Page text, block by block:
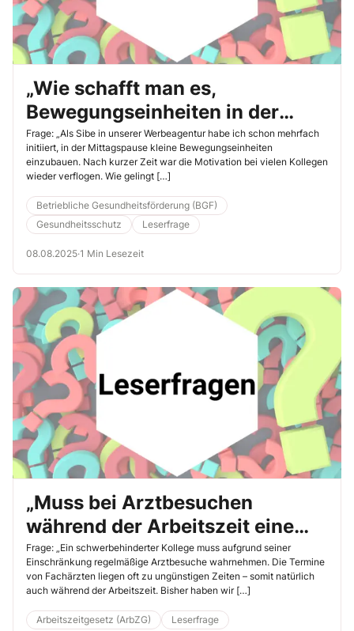
„Wie schafft man es,
Bewegungseinheiten in der
Mittagspause dauerhaft
beizubehalten?“
Frage: „Als Sibe in unserer Werbeagentur habe ich schon mehrfach
initiiert, in der Mittagspause kleine Bewegungseinheiten
einzubauen. Nach kurzer Zeit war die Motivation bei vielen Kollegen
wieder verflogen. Wie gelingt […]
Betriebliche Gesundheitsförderung (BGF)
Gesundheitsschutz
Leserfrage
08.08.2025·1 Min Lesezeit
„Muss bei Arztbesuchen
während der Arbeitszeit eine
lange Fahrzeit angerechnet
werden?“
Frage: „Ein schwerbehinderter Kollege muss aufgrund seiner
Einschränkung regelmäßige Arztbesuche wahrnehmen. Die Termine
von Fachärzten liegen oft zu ungünstigen Zeiten – somit natürlich
auch während der Arbeitszeit. Bisher haben wir […]
Arbeitszeitgesetz (ArbZG) Leserfrage